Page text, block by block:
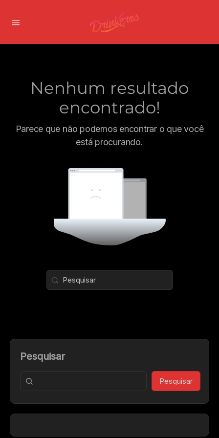
Nenhum resultado
encontrado!
Parece que não podemos encontrar o que você
está procurando.
Pesquisar
Pesquisar